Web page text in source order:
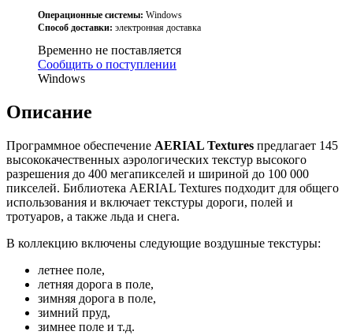
Операционные системы: Windows
Способ доставки: электронная доставка
Временно не поставляется
Сообщить о поступлении
Windows
Описание
Программное обеспечение AERIAL Textures предлагает 145
высококачественных аэрологических текстур высокого
разрешения до 400 мегапикселей и шириной до 100 000
пикселей. Библиотека AERIAL Textures подходит для общего
использования и включает текстуры дороги, полей и
тротуаров, а также льда и снега.
В коллекцию включены следующие воздушные текстуры:
летнее поле,
летняя дорога в поле,
зимняя дорога в поле,
зимний пруд,
зимнее поле и т.д.